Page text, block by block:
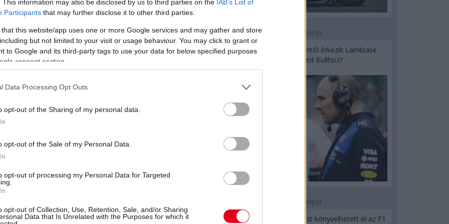
This information may also be disclosed by us to third parties on the IAB’s List of
Participants that may further disclose it to other third parties.
that this website/app uses one or more Google services and may gather and store
but not limited to your visit or usage behaviour. You may click to grant or
to Google and its third-party tags to use your data for below specified purposes
consent section.
Data Processing Opt Outs
opt-out of the Sharing of my personal data.
opt-out of the Sale of my Personal Data.
opt-out of processing my Personal Data for Targeted
opt-out of Collection, Use, Retention, Sale, and/or Sharing
Data that Is Unrelated with the Purposes for which it
1 napja
Sajtó: Az Aston Martintól érkezik Lambiase
utódja a Red Bullhoz?
1 napja
Óriási bevétel-visszaesést könyvelhetett el az F1